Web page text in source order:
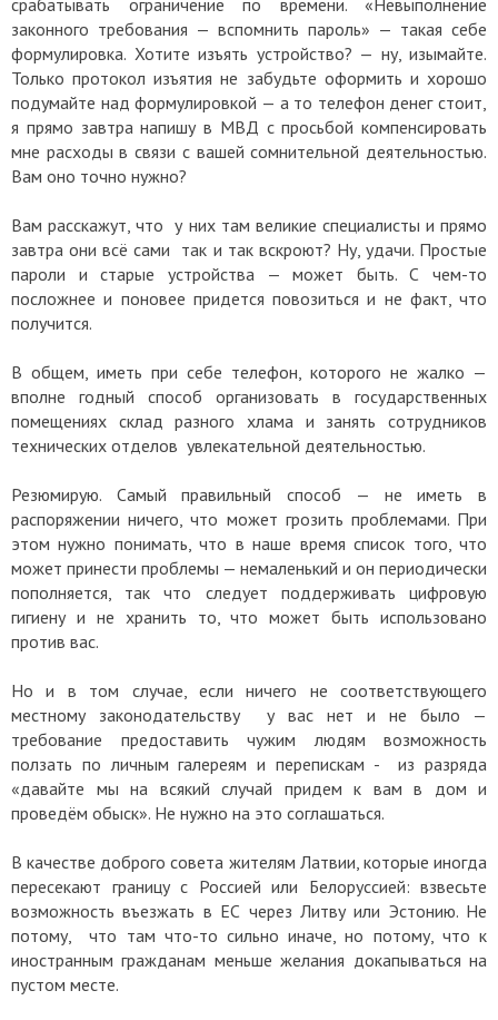
законного требования — вспомнить пароль» — такая себе
формулировка. Хотите изъять устройство? — ну, изымайте.
Только протокол изъятия не забудьте оформить и хорошо
подумайте над формулировкой — а то телефон денег стоит,
я прямо завтра напишу в МВД с просьбой компенсировать
мне расходы в связи с вашей сомнительной деятельностью.
Вам оно точно нужно?
Вам расскажут, что у них там великие специалисты и прямо
завтра они всё сами так и так вскроют? Ну, удачи. Простые
пароли и старые устройства — может быть. С чем-то
посложнее и поновее придется повозиться и не факт, что
получится.
В общем, иметь при себе телефон, которого не жалко —
вполне годный способ организовать в государственных
помещениях склад разного хлама и занять сотрудников
технических отделов увлекательной деятельностью.
Резюмирую. Самый правильный способ — не иметь в
распоряжении ничего, что может грозить проблемами. При
этом нужно понимать, что в наше время список того, что
может принести проблемы — немаленький и он периодически
пополняется, так что следует поддерживать цифровую
гигиену и не хранить то, что может быть использовано
против вас.
Но и в том случае, если ничего не соответствующего
местному законодательству у вас нет и не было —
требование предоставить чужим людям возможность
ползать по личным галереям и перепискам - из разряда
«давайте мы на всякий случай придем к вам в дом и
проведём обыск». Не нужно на это соглашаться.
В качестве доброго совета жителям Латвии, которые иногда
пересекают границу с Россией или Белоруссией: взвесьте
возможность въезжать в ЕС через Литву или Эстонию. Не
потому, что там что-то сильно иначе, но потому, что к
иностранным гражданам меньше желания докапываться на
пустом месте.